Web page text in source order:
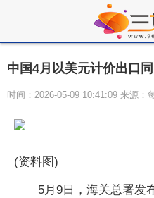
中国4月以美元计价出口
时间：2026-05-09 10:41:09 来源：
(资料图)
5月9日，海关总署发